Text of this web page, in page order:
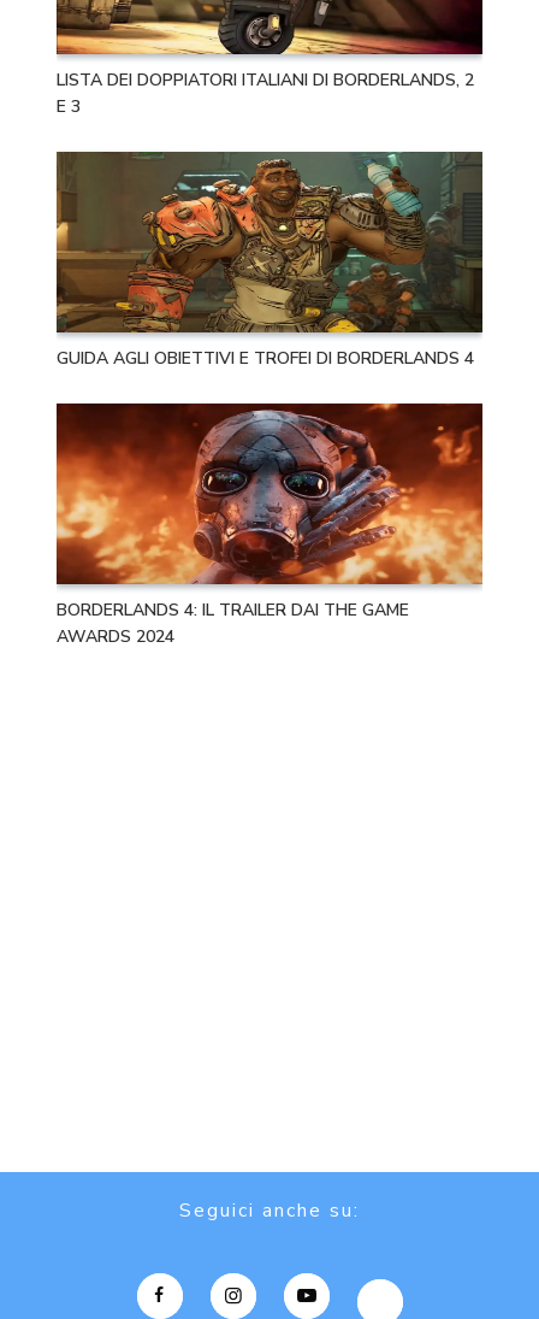
LISTA DEI DOPPIATORI ITALIANI DI BORDERLANDS, 2
E 3
GUIDA AGLI OBIETTIVI E TROFEI DI BORDERLANDS 4
BORDERLANDS 4: IL TRAILER DAI THE GAME
AWARDS 2024
Seguici anche su: